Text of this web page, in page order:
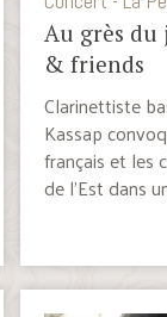
Au grès du
& friends
Clarinettiste
Kassap
français et les
de l’Est dans